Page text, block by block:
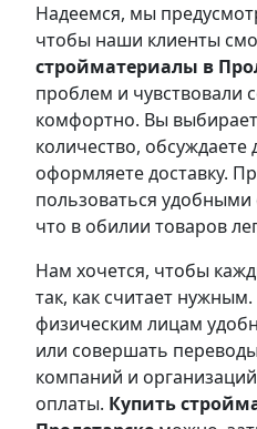
Надеемся, мы
чтобы наши клиенты
стройматериалы в
проблем и чувствовали
комфортно. Вы
количество,
оформляете доставку.
пользоваться
что в обилии товаров
Нам хочется, чтобы
так, как считает
физическим лицам
или совершать
компаний и
оплаты. Купить